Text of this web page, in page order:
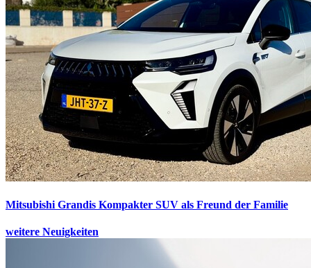
Mitsubishi Grandis Kompakter SUV als Freund der Familie
weitere Neuigkeiten